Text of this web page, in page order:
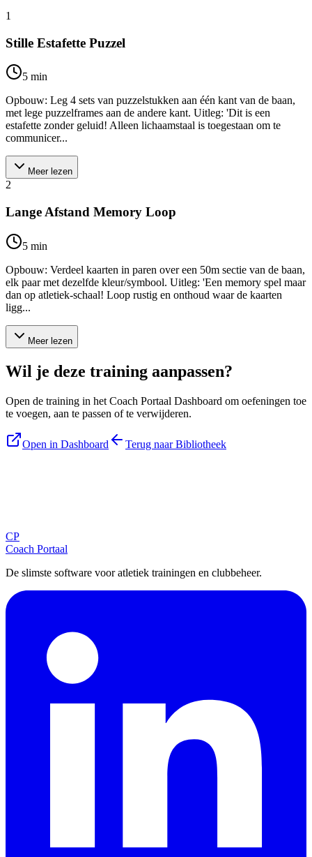
1
Stille Estafette Puzzel
5 min
Opbouw: Leg 4 sets van puzzelstukken aan één kant van de baan,
met lege puzzelframes aan de andere kant. Uitleg: 'Dit is een
estafette zonder geluid! Alleen lichaamstaal is toegestaan om te
communicer...
Meer lezen
2
Lange Afstand Memory Loop
5 min
Opbouw: Verdeel kaarten in paren over een 50m sectie van de baan,
elk paar met dezelfde kleur/symbool. Uitleg: 'Een memory spel maar
dan op atletiek-schaal! Loop rustig en onthoud waar de kaarten
ligg...
Meer lezen
Wil je deze training aanpassen?
Open de training in het Coach Portaal Dashboard om oefeningen toe
te voegen, aan te passen of te verwijderen.
Open in Dashboard Terug naar Bibliotheek
CP
Coach Portaal
De slimste software voor atletiek trainingen en clubbeheer.